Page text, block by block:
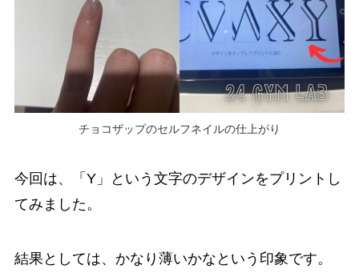
チョコザップのセルフネイルの仕上がり
今回は、「Y」という文字のデザインをプリントし
てみました。
結果としては、かなり薄いかなという印象です。